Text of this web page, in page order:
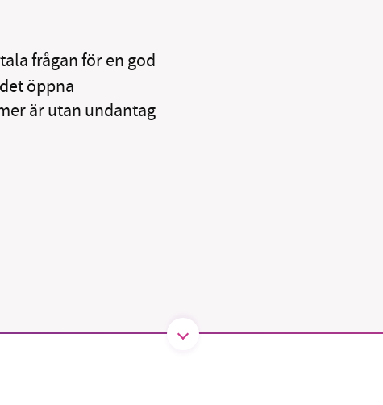
frågan för en god
öppna
är utan undantag
1231368703